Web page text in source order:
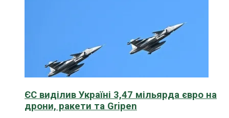
ЄС виділив Україні 3,47 мільярда євро на
дрони, ракети та Gripen